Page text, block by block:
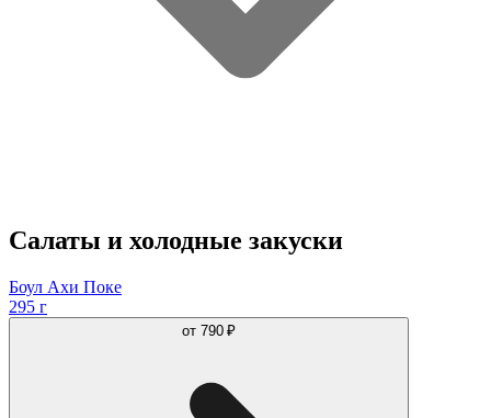
Салаты и холодные закуски
Боул Ахи Поке
295 г
от 790 ₽